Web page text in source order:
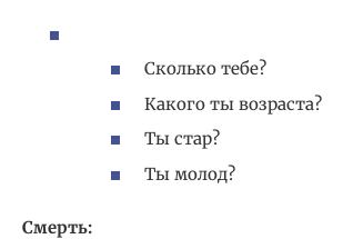
Сколько тебе?
Какого ты возраста?
Ты стар?
Ты молод?
Смерть: